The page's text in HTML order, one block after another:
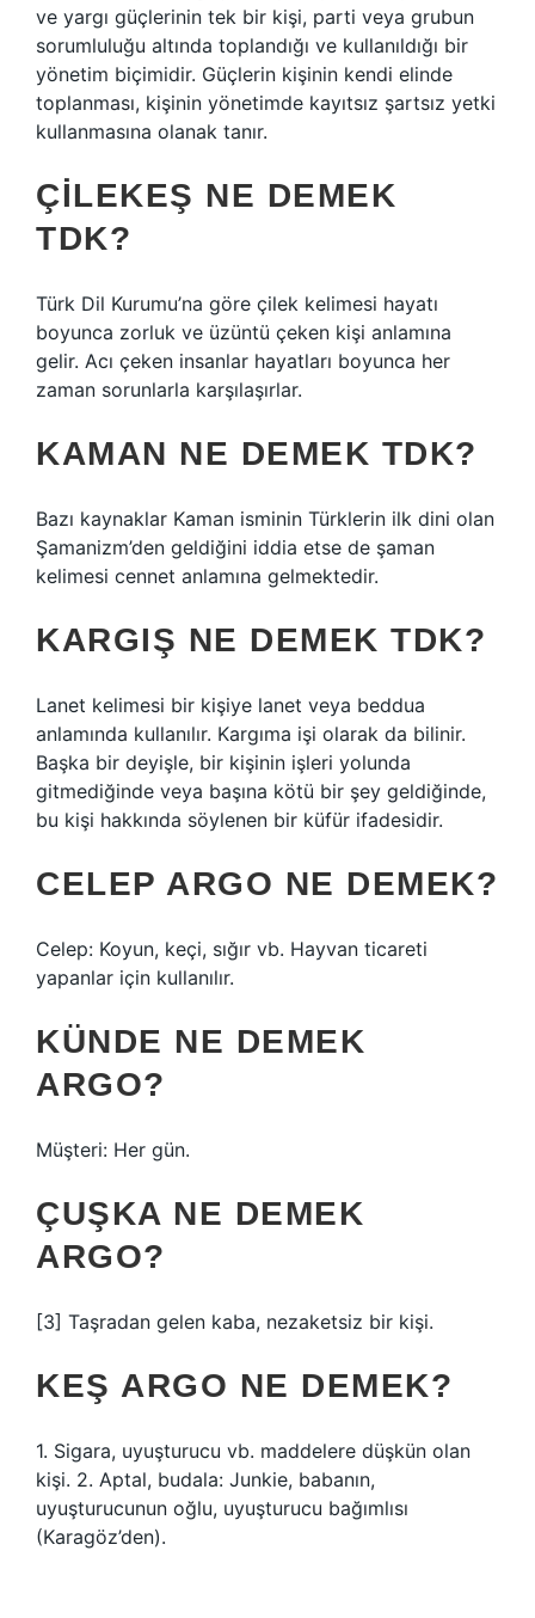
ve yargı güçlerinin tek bir kişi, parti veya grubun
sorumluluğu altında toplandığı ve kullanıldığı bir
yönetim biçimidir. Güçlerin kişinin kendi elinde
toplanması, kişinin yönetimde kayıtsız şartsız yetki
kullanmasına olanak tanır.
ÇILEKEŞ NE DEMEK
TDK?
Türk Dil Kurumu’na göre çilek kelimesi hayatı
boyunca zorluk ve üzüntü çeken kişi anlamına
gelir. Acı çeken insanlar hayatları boyunca her
zaman sorunlarla karşılaşırlar.
KAMAN NE DEMEK TDK?
Bazı kaynaklar Kaman isminin Türklerin ilk dini olan
Şamanizm’den geldiğini iddia etse de şaman
kelimesi cennet anlamına gelmektedir.
KARGIŞ NE DEMEK TDK?
Lanet kelimesi bir kişiye lanet veya beddua
anlamında kullanılır. Kargıma işi olarak da bilinir.
Başka bir deyişle, bir kişinin işleri yolunda
gitmediğinde veya başına kötü bir şey geldiğinde,
bu kişi hakkında söylenen bir küfür ifadesidir.
CELEP ARGO NE DEMEK?
Celep: Koyun, keçi, sığır vb. Hayvan ticareti
yapanlar için kullanılır.
KÜNDE NE DEMEK
ARGO?
Müşteri: Her gün.
ÇUŞKA NE DEMEK
ARGO?
[3] Taşradan gelen kaba, nezaketsiz bir kişi.
KEŞ ARGO NE DEMEK?
1. Sigara, uyuşturucu vb. maddelere düşkün olan
kişi. 2. Aptal, budala: Junkie, babanın,
uyuşturucunun oğlu, uyuşturucu bağımlısı
(Karagöz’den).